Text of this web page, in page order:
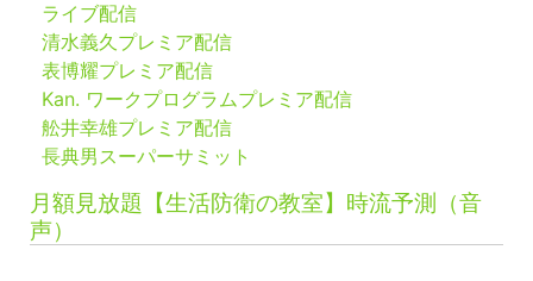
ライブ配信
清水義久プレミア配信
表博耀プレミア配信
Kan. ワークプログラムプレミア配信
舩井幸雄プレミア配信
長典男スーパーサミット
月額見放題【生活防衛の教室】時流予測（音
声）